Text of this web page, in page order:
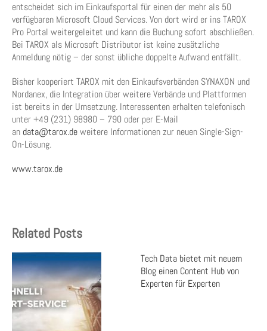
entscheidet sich im Einkaufsportal für einen der mehr als 50
verfügbaren Microsoft Cloud Services. Von dort wird er ins TAROX
Pro Portal weitergeleitet und kann die Buchung sofort abschließen.
Bei TAROX als Microsoft Distributor ist keine zusätzliche
Anmeldung nötig – der sonst übliche doppelte Aufwand entfällt.
Bisher kooperiert TAROX mit den Einkaufsverbänden SYNAXON und
Nordanex, die Integration über weitere Verbände und Plattformen
ist bereits in der Umsetzung. Interessenten erhalten telefonisch
unter +49 (231) 98980 – 790 oder per E-Mail
an data@tarox.deweitere Informationen zur neuen Single-Sign-
On-Lösung.
www.tarox.de
Related Posts
Tech Data bietet mit neuem
Blog einen Content Hub von
Experten für Experten